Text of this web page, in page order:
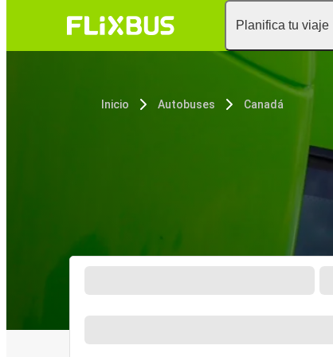
Planifica tu viaje
Inicio Autobuses Canadá